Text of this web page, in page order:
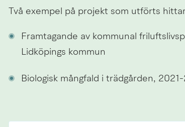
Två exempel på projekt som utförts
Framtagande av kommunal
Lidköpings kommun
Biologisk mångfald i trädgården,